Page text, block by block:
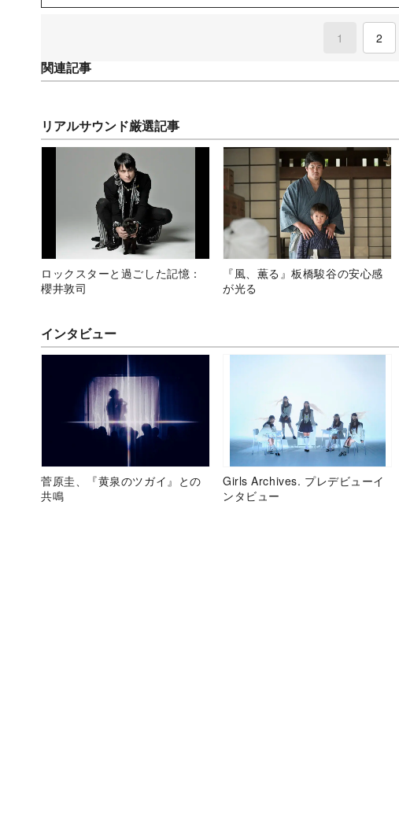
1 (current)
2
関連記事
リアルサウンド厳選記事
ロックスターと過ごした記憶：
櫻井敦司
『風、薫る』板橋駿谷の安心感
が光る
インタビュー
菅原圭、『黄泉のツガイ』との
共鳴
Girls Archives. プレデビューイ
ンタビュー